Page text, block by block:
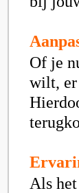
Of je
wilt, er
Als